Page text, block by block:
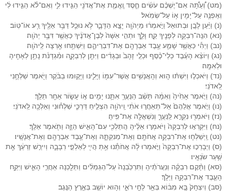
(מט) וְ֠עַתָּ֠ה אִם־יֶשְׁכֶ֨ם עֹשִׂ֜ים חֶ֧סֶד וֶֽאֱמֶ֛ת אֶת־אֲדֹנִ֖י הַגִּ֣ידוּ לִ֑י וְאִם־לֹ֕א הַגִּ֣ידוּ לִ֔י
וְאֶפְנֶ֥ה עַל־יָמִ֖ין א֥וֹ עַל־שְׂמֹֽאל׃
(נ) וַיַּ֨עַן לָבָ֤ן וּבְתוּאֵל֙ וַיֹּ֣אמְר֔וּ מֵיְהֹוָ֖ה יָצָ֣א הַדָּבָ֑ר לֹ֥א נוּכַ֛ל דַּבֵּ֥ר אֵלֶ֖יךָ רַ֥ע אוֹ־טֽוֹב׃
(נא) הִנֵּֽה־רִבְקָ֥ה לְפָנֶ֖יךָ קַ֣ח וָלֵ֑ךְ וּתְהִ֤י אִשָּׁה֙ לְבֶן־אֲדֹנֶ֔יךָ כַּאֲשֶׁ֖ר דִּבֶּ֥ר יְהֹוָֽה׃
(נב) וַיְהִ֕י כַּאֲשֶׁ֥ר שָׁמַ֛ע עֶ֥בֶד אַבְרָהָ֖ם אֶת־דִּבְרֵיהֶ֑ם וַיִּשְׁתַּ֥חוּ אַ֖רְצָה לַֽיהֹוָֽה׃
(נג) וַיּוֹצֵ֨א הָעֶ֜בֶד כְּלֵי־כֶ֨סֶף וּכְלֵ֤י זָהָב֙ וּבְגָדִ֔ים וַיִּתֵּ֖ן לְרִבְקָ֑ה וּמִ֨גְדָּנֹ֔ת נָתַ֥ן לְאָחִ֖יהָ
וּלְאִמָּֽהּ׃
(נד) וַיֹּאכְל֣וּ וַיִּשְׁתּ֗וּ ה֛וּא וְהָאֲנָשִׁ֥ים אֲשֶׁר־עִמּ֖וֹ וַיָּלִ֑ינוּ וַיָּק֣וּמוּ בַבֹּ֔קֶר וַיֹּ֖אמֶר שַׁלְּחֻ֥נִי
לַֽאדֹנִֽי׃
(נה) וַיֹּ֤אמֶר אָחִ֙יהָ֙ וְאִמָּ֔הּ תֵּשֵׁ֨ב הַנַּעֲרָ֥ אִתָּ֛נוּ יָמִ֖ים א֣וֹ עָשׂ֑וֹר אַחַ֖ר תֵּלֵֽךְ׃
(נו) וַיֹּ֤אמֶר אֲלֵהֶם֙ אַל־תְּאַחֲר֣וּ אֹתִ֔י וַֽיהֹוָ֖ה הִצְלִ֣יחַ דַּרְכִּ֑י שַׁלְּח֕וּנִי וְאֵלְכָ֖ה לַֽאדֹנִֽי׃
(נז) וַיֹּאמְר֖וּ נִקְרָ֣א לַֽנַּעֲרָ֑ וְנִשְׁאֲלָ֖ה אֶת־פִּֽיהָ׃
(נח) וַיִּקְרְא֤וּ לְרִבְקָה֙ וַיֹּאמְר֣וּ אֵלֶ֔יהָ הֲתֵלְכִ֖י עִם־הָאִ֣ישׁ הַזֶּ֑ה וַתֹּ֖אמֶר אֵלֵֽךְ׃
(נט) וַֽיְשַׁלְּח֛וּ אֶת־רִבְקָ֥ה אֲחֹתָ֖ם וְאֶת־מֵנִקְתָּ֑הּ וְאֶת־עֶ֥בֶד אַבְרָהָ֖ם וְאֶת־אֲנָשָֽׁיו׃
(ס) וַיְבָרְכ֤וּ אֶת־רִבְקָה֙ וַיֹּ֣אמְרוּ לָ֔הּ אֲחֹתֵ֕נוּ אַ֥תְּ הֲיִ֖י לְאַלְפֵ֣י רְבָבָ֑ה וְיִירַ֣שׁ זַרְעֵ֔ךְ אֵ֖ת
שַׁ֥עַר שֹׂנְאָֽיו׃
(סא) וַתָּ֨קׇם רִבְקָ֜ה וְנַעֲרֹתֶ֗יהָ וַתִּרְכַּ֙בְנָה֙ עַל־הַגְּמַלִּ֔ים וַתֵּלַ֖כְנָה אַחֲרֵ֣י הָאִ֑ישׁ וַיִּקַּ֥ח
הָעֶ֛בֶד אֶת־רִבְקָ֖ה וַיֵּלַֽךְ׃
(סב) וְיִצְחָק֙ בָּ֣א מִבּ֔וֹא בְּאֵ֥ר לַחַ֖י רֹאִ֑י וְה֥וּא יוֹשֵׁ֖ב בְּאֶ֥רֶץ הַנֶּֽגֶב׃